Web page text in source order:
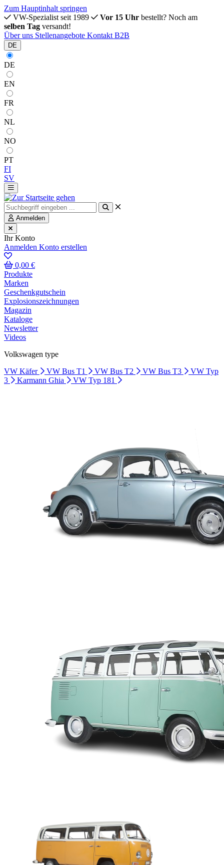
Zum Hauptinhalt springen
VW-Spezialist seit 1989
Vor 15 Uhr bestellt? Noch am
selben Tag versandt!
Über uns Stellenangebote Kontakt B2B
DE
DE
EN
FR
NL
NO
PT
FI
SV
Anmelden
Ihr Konto
Anmelden Konto erstellen
0,00 €
Produkte
Marken
Geschenkgutschein
Explosionszeichnungen
Magazin
Kataloge
Newsletter
Videos
Volkswagen type
VW Käfer
VW Bus T1 VW Bus T2 VW Bus T3
VW Typ
3
Karmann Ghia VW Typ 181